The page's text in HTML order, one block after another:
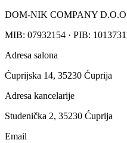
DOM-NIK COMPANY
MIB: 07932154 · PIB:
Adresa salona
Ćuprijska 14, 35230 Ćuprija
Adresa kancelarije
Studenička 2, 35230 Ćuprija
Email